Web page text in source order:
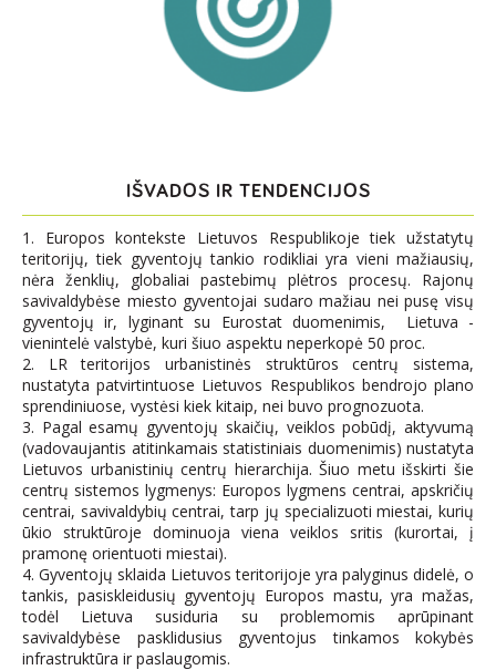
IŠVADOS IR TENDENCIJOS
1. Europos kontekste Lietuvos Respublikoje tiek užstatytų
teritorijų, tiek gyventojų tankio rodikliai yra vieni mažiausių,
nėra ženklių, globaliai pastebimų plėtros procesų. Rajonų
savivaldybėse miesto gyventojai sudaro mažiau nei pusę visų
gyventojų ir, lyginant su Eurostat duomenimis, Lietuva -
vienintelė valstybė, kuri šiuo aspektu neperkopė 50 proc.
2. LR teritorijos urbanistinės struktūros centrų sistema,
nustatyta patvirtintuose Lietuvos Respublikos bendrojo plano
sprendiniuose, vystėsi kiek kitaip, nei buvo prognozuota.
3. Pagal esamų gyventojų skaičių, veiklos pobūdį, aktyvumą
(vadovaujantis atitinkamais statistiniais duomenimis) nustatyta
Lietuvos urbanistinių centrų hierarchija. Šiuo metu išskirti šie
centrų sistemos lygmenys: Europos lygmens centrai, apskričių
centrai, savivaldybių centrai, tarp jų specializuoti miestai, kurių
ūkio struktūroje dominuoja viena veiklos sritis (kurortai, į
pramonę orientuoti miestai).
4. Gyventojų sklaida Lietuvos teritorijoje yra palyginus didelė, o
tankis, pasiskleidusių gyventojų Europos mastu, yra mažas,
todėl Lietuva susiduria su problemomis aprūpinant
savivaldybėse pasklidusius gyventojus tinkamos kokybės
infrastruktūra ir paslaugomis.